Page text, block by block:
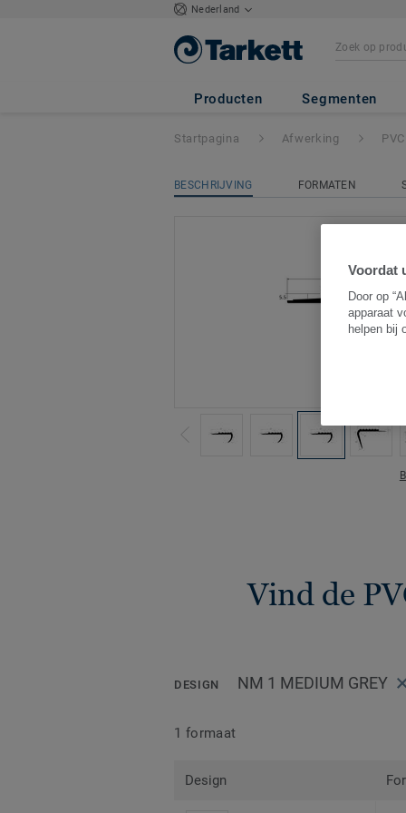
Nederland
Producten Segmenten
PVC trapneuzen
Startpagina Afwerking
BESCHRIJVING FORMATEN
Vind de
DESIGN NM 1 MEDIUM GREY
1 formaat
Design
Voordat
Door op
apparaat
helpen bij